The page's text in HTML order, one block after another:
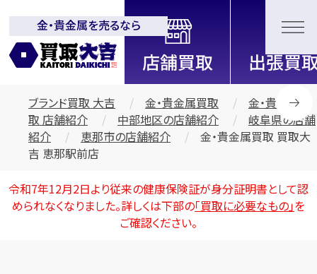
全国2200店舗以上展開中！
信頼と実績の買取専門店「買取大
吉」
金・貴金属を売るなら
ブランド買取 大吉 金・貴金属買取
金・貴金属買
取 店舗紹介
中部地区の店舗紹介
岐阜県の店舗
紹介
恵那市の店舗紹介
金・貴金属買取 買取大
吉 恵那駅前店
令和7年12月2日より従来の健康保険証が身分証明書として認
められなくなりました。詳しくは下部の「買取に必要なもの」を
ご確認ください。